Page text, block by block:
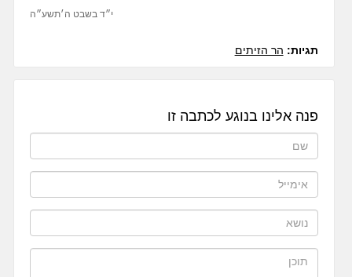
י״ד בשבט ה׳תשע״ה
תגיות: הר הזיתים
פנה אלינו בנוגע לכתבה זו